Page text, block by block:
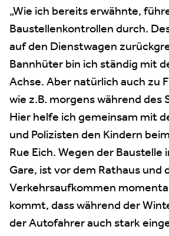
„Wie ich bereits erwähnte,
Baustellenkontrollen durch.
auf den Dienstwagen
Bannhüter bin ich ständig mit
Achse. Aber natürlich auch zu
wie z.B. morgens während des
Hier helfe ich gemeinsam mit
und Polizisten den Kindern
Rue Eich. Wegen der Baustelle
Gare, ist vor dem Rathaus und
Verkehrsaufkommen
kommt, dass während der
der Autofahrer auch stark